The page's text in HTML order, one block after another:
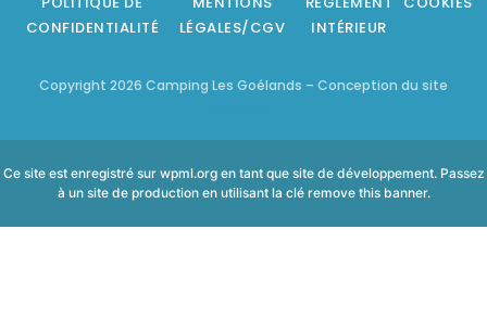
CONFIDENTIALITÉ
LÉGALES/CGV
INTÉRIEUR
Copyright 2026 Camping Les Goélands – Conception du site
Ce site est enregistré sur wpml.orgen tant que site de développement. Passez
à un site de production en utilisant la clé remove this banner.